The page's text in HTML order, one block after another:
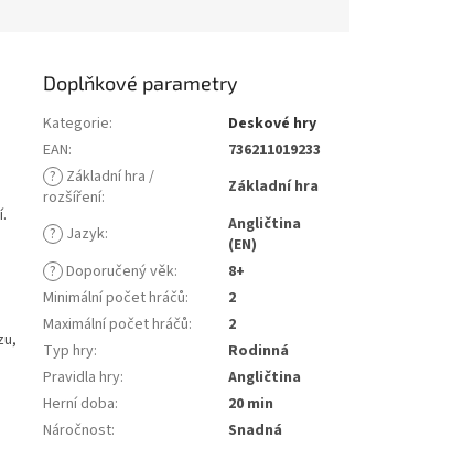
Doplňkové parametry
Kategorie:
Deskové hry
EAN:
736211019233
? Základní hra /
rozšíření: Základní hra
? Jazyk:
Angličtina
(EN)
? Doporučený věk:
8+
Minimální počet hráčů:
2
Maximální počet hráčů:
2
Typ hry:
Rodinná
Pravidla hry:
Angličtina
Herní doba:
20 min
Náročnost: Snadná